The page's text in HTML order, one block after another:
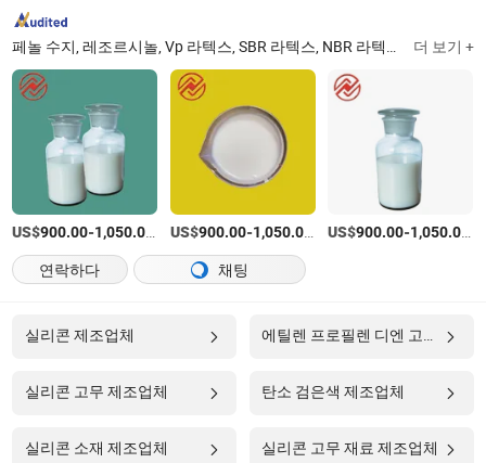
페놀 수지, 레조르시놀, Vp 라텍스, SBR 라텍스, NBR 라텍스 Shandong
더 보기 +
US$900.00-1,050.00 /티US$900.00-1,050.00 /티US$900.00-1,050.00 /
연락하다
채팅
실리콘 제조업체
실리콘 고무 제조업체 탄소 검은색 제조업체
실리콘 소재 제조업체 실리콘 고무 재료 제조업체